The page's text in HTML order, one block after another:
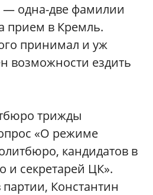
— одна-две фамилии
прием в Кремль.
принимал и уж
возможности ездить
трижды
«О режиме
кандидатов в
секретарей ЦК».
Константин